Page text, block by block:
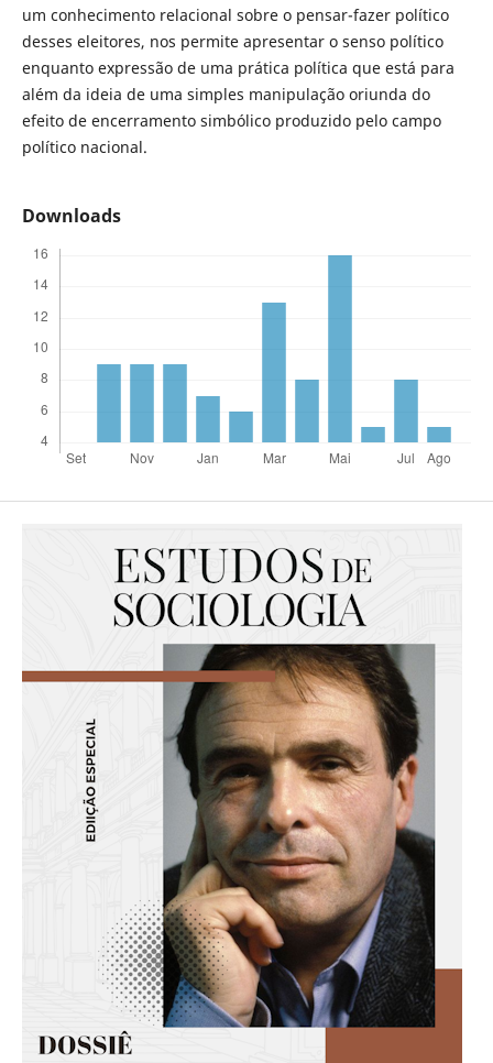
um conhecimento relacional sobre o pensar-fazer político
desses eleitores, nos permite apresentar o senso político
enquanto expressão de uma prática política que está para
além da ideia de uma simples manipulação oriunda do
efeito de encerramento simbólico produzido pelo campo
político nacional.
Downloads